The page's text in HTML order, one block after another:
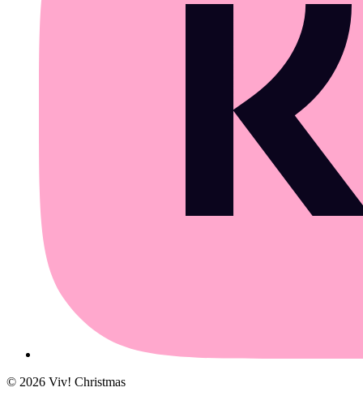
© 2026 Viv! Christmas